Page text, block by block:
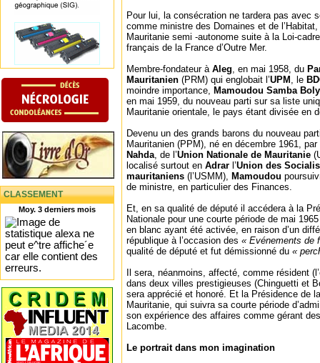
CLASSEMENT
Moy. 3 derniers mois
Pour lui, la consécration ne tardera pas avec
comme ministre des Domaines et de
Mauritanie semi -autonome suite à la Loi-
français de la France d’Outre Mer.
Membre-fondateur à Aleg, en mai 1958, du
Mauritanien (PRM) qui englobait l’UPM , le
moindre importance, Mamoudou Samba
en mai 1959, du nouveau parti sur sa liste
Mauritanie orientale, le pays étant divisée en
Devenu un des grands barons du nouveau
Mauritanien (PPM), né en décembre 1961,
Nahda, de l’Union Nationale de Mauritanie
localisé surtout en Adrar l’Union des
mauritaniens (l’USMM), Mamoudou
de ministre, en particulier des Finances.
Et, en sa qualité de député il accédera à la
Nationale pour une courte période de mai
en blanc ayant été activée, en raison d’un
république à l’occasion des « Evénements de
qualité de député et fut démissionné du «
Il sera, néanmoins, affecté, comme résident
dans deux villes prestigieuses (Chinguetti et
sera apprécié et honoré. Et la Présidence de
Mauritanie, qui suivra sa courte période
son expérience des affaires comme gérant
Lacombe.
Le portrait dans mon imagination